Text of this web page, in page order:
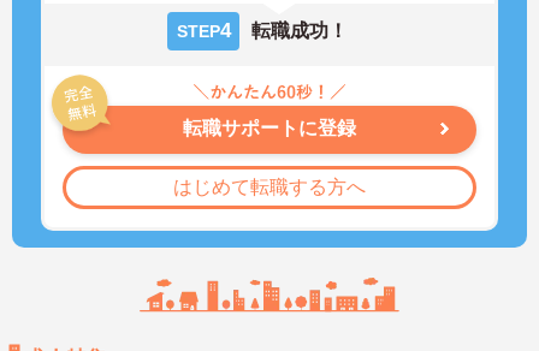
STEP4 転職成功！
転職サポートに登録
はじめて転職する方へ